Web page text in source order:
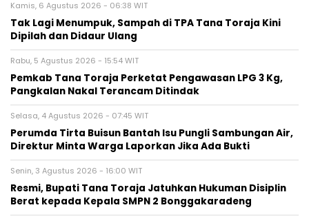
Kamis, 6 Agustus 2026 - 06:38 WIT
Tak Lagi Menumpuk, Sampah di TPA Tana Toraja Kini
Dipilah dan Didaur Ulang
Rabu, 5 Agustus 2026 - 15:54 WIT
Pemkab Tana Toraja Perketat Pengawasan LPG 3 Kg,
Pangkalan Nakal Terancam Ditindak
Selasa, 4 Agustus 2026 - 07:45 WIT
Perumda Tirta Buisun Bantah Isu Pungli Sambungan Air,
Direktur Minta Warga Laporkan Jika Ada Bukti
Senin, 3 Agustus 2026 - 16:00 WIT
Resmi, Bupati Tana Toraja Jatuhkan Hukuman Disiplin
Berat kepada Kepala SMPN 2 Bonggakaradeng